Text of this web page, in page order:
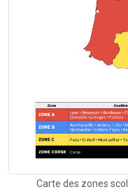
Carte des zones